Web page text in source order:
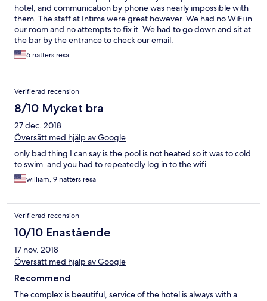
hotel, and communication by phone was nearly impossible with
them. The staff at Intima were great however. We had no WiFi in
our room and no attempts to fix it. We had to go down and sit at
the bar by the entrance to check our email.
6 nätters resa
Verifierad recension
8/10 Mycket bra
27 dec. 2018
Översätt med hjälp av Google
only bad thing I can say is the pool is not heated so it was to cold
to swim. and you had to repeatedly log in to the wifi.
william, 9 nätters resa
Verifierad recension
10/10 Enastående
17 nov. 2018
Översätt med hjälp av Google
Recommend
The complex is beautiful, service of the hotel is always with a